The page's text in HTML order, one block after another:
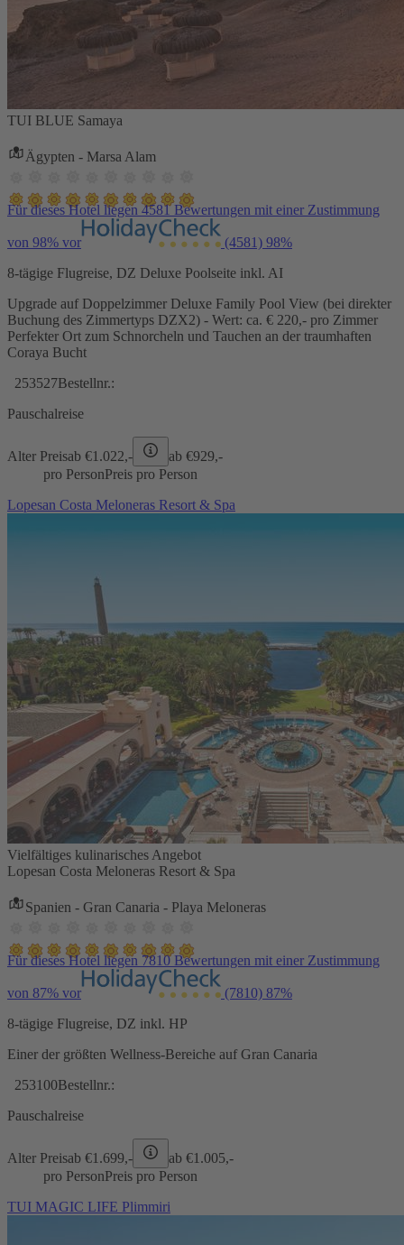
TUI BLUE Samaya
Ägypten - Marsa Alam
Für dieses Hotel liegen 4581 Bewertungen mit einer Zustimmung
von 98% vor (4581) 98%
8-tägige Flugreise, DZ Deluxe Poolseite inkl. AI
Upgrade auf Doppelzimmer Deluxe Family Pool View (bei direkter
Buchung des Zimmertyps DZX2) - Wert: ca. € 220,- pro Zimmer
Perfekter Ort zum Schnorcheln und Tauchen an der traumhaften
Coraya Bucht
253527Bestellnr.:
Pauschalreise
Alter Preisab €1.022,- ab €929,-
pro PersonPreis pro Person
Lopesan Costa Meloneras Resort & Spa
Vielfältiges kulinarisches Angebot
Lopesan Costa Meloneras Resort & Spa
Spanien - Gran Canaria - Playa Meloneras
Für dieses Hotel liegen 7810 Bewertungen mit einer Zustimmung
von 87% vor (7810) 87%
8-tägige Flugreise, DZ inkl. HP
Einer der größten Wellness-Bereiche auf Gran Canaria
253100Bestellnr.:
Pauschalreise
Alter Preisab €1.699,- ab €1.005,-
pro PersonPreis pro Person
TUI MAGIC LIFE Plimmiri